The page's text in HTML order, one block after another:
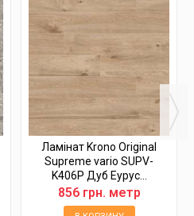
Ламінат Krono Original
Supreme vario SUPV-
K406P Дуб Еурус...
856 грн. метр